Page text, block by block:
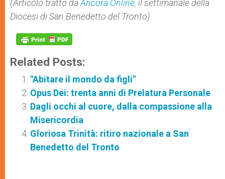
(Articolo tratto daÀncora Online, il settimanale della
Diocesi di San Benedetto del Tronto)
Related Posts:
"Abitare il mondo da figli"
Opus Dei: trenta anni di Prelatura Personale
Dagli occhi al cuore, dalla compassione alla
Misericordia
Gloriosa Trinità: ritiro nazionale a San
Benedetto del Tronto